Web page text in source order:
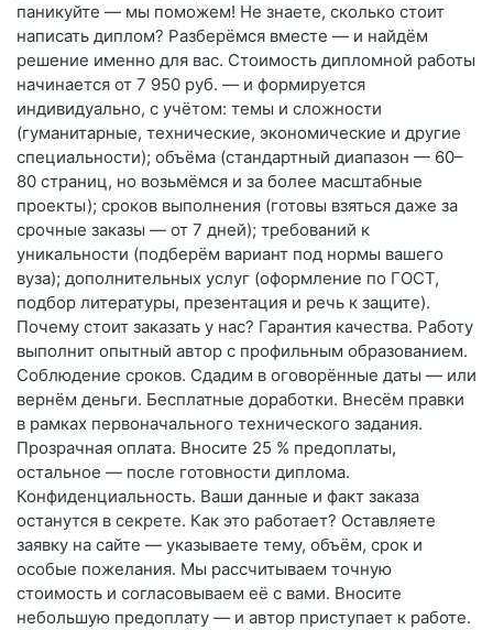
паникуйте — мы поможем! Не знаете, сколько стоит
написать диплом? Разберёмся вместе — и найдём
решение именно для вас. Стоимость дипломной работы
начинается от 7 950 руб. — и формируется
индивидуально, с учётом: темы и сложности
(гуманитарные, технические, экономические и другие
специальности); объёма (стандартный диапазон — 60–
80 страниц, но возьмёмся и за более масштабные
проекты); сроков выполнения (готовы взяться даже за
срочные заказы — от 7 дней); требований к
уникальности (подберём вариант под нормы вашего
вуза); дополнительных услуг (оформление по ГОСТ,
подбор литературы, презентация и речь к защите).
Почему стоит заказать у нас? Гарантия качества. Работу
выполнит опытный автор с профильным образованием.
Соблюдение сроков. Сдадим в оговорённые даты — или
вернём деньги. Бесплатные доработки. Внесём правки
в рамках первоначального технического задания.
Прозрачная оплата. Вносите 25 % предоплаты,
остальное — после готовности диплома.
Конфиденциальность. Ваши данные и факт заказа
останутся в секрете. Как это работает? Оставляете
заявку на сайте — указываете тему, объём, срок и
особые пожелания. Мы рассчитываем точную
стоимость и согласовываем её с вами. Вносите
небольшую предоплату — и автор приступает к работе.